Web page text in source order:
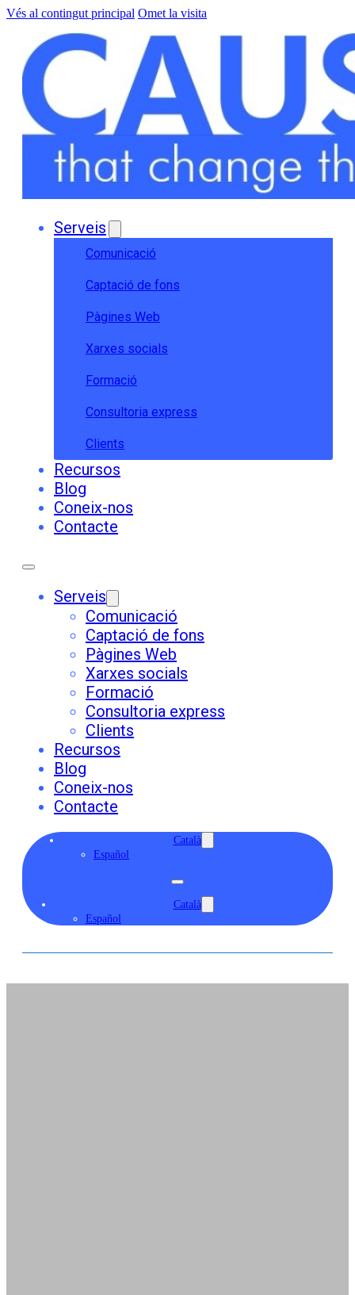
Vés al contingut principal Omet la visita
Serveis
Comunicació
Captació de fons
Pàgines Web
Xarxes socials
Formació
Consultoria express
Clients
Recursos
Blog
Coneix-nos
Contacte
Serveis
Comunicació
Captació de fons
Pàgines Web
Xarxes socials
Formació
Consultoria express
Clients
Recursos
Blog
Coneix-nos
Contacte
Català
Español
Català
Español